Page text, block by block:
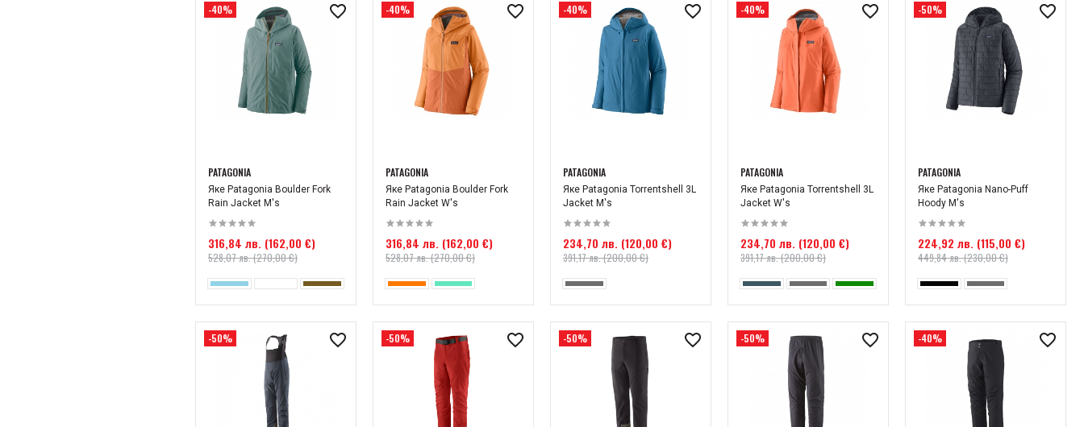
-40%
PATAGONIA
Яке Patagonia Boulder Fork
Rain Jacket M's
316,84 лв. (162,00 €)
528,07 лв. (270,00 €)
-40%
PATAGONIA
Яке Patagonia Boulder Fork
Rain Jacket W's
316,84 лв. (162,00 €)
528,07 лв. (270,00 €)
-40%
PATAGONIA
Яке Patagonia Torrentshell 3L
Jacket M's
234,70 лв. (120,00 €)
391,17 лв. (200,00 €)
-40%
PATAGONIA
Яке Patagonia Torrentshell 3L
Jacket W's
234,70 лв. (120,00 €)
391,17 лв. (200,00 €)
-50%
PATAGONIA
Яке Patagonia Nano-Puff
Hoody M's
224,92 лв. (115,00 €)
449,84 лв. (230,00 €)
-50% -50% -50% -50% -40%